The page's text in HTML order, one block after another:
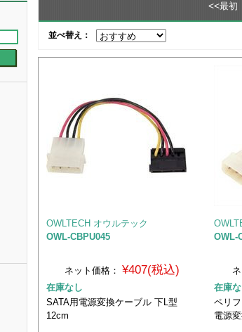
<<最初
並べ替え：
OWLTECH オウルテック
OWL-CBPU045
ネット価格： ¥407(税込)
在庫なし
SATA用電源変換ケーブル 下L型
12cm
OWL-
在庫
ペリ
電源